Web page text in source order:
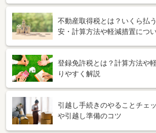
不動産取得税とは？いくら払
安・計算方法や軽減措置につ
登録免許税とは？計算方法や
りやすく解説
引越し手続きのやることチェ
や引越し準備のコツ